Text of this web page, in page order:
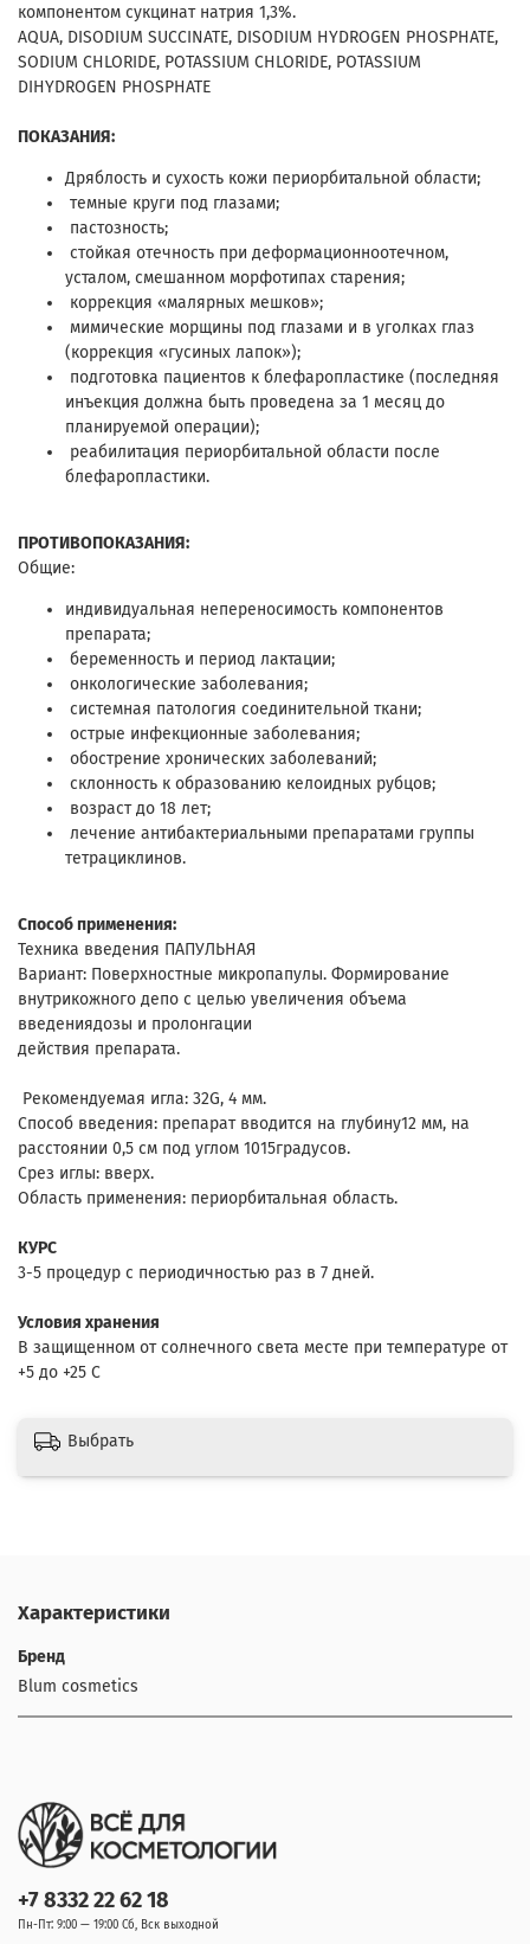
компонентом сукцинат натрия 1,3%.
AQUA, DISODIUM SUCCINATE, DISODIUM HYDROGEN PHOSPHATE,
SODIUM CHLORIDE, POTASSIUM CHLORIDE, POTASSIUM
DIHYDROGEN PHOSPHATE
ПОКАЗАНИЯ:
Дряблость и сухость кожи периорбитальной области;
темные круги под глазами;
пастозность;
стойкая отечность при деформационноотечном,
усталом, смешанном морфотипах старения;
коррекция «малярных мешков»;
мимические морщины под глазами и в уголках глаз
(коррекция «гусиных лапок»);
подготовка пациентов к блефаропластике (последняя
инъекция должна быть проведена за 1 месяц до
планируемой операции);
реабилитация периорбитальной области после
блефаропластики.
ПРОТИВОПОКАЗАНИЯ:
Общие:
индивидуальная непереносимость компонентов
препарата;
беременность и период лактации;
онкологические заболевания;
системная патология соединительной ткани;
острые инфекционные заболевания;
обострение хронических заболеваний;
склонность к образованию келоидных рубцов;
возраст до 18 лет;
лечение антибактериальными препаратами группы
тетрациклинов.
Способ применения:
Техника введения ПАПУЛЬНАЯ
Вариант: Поверхностные микропапулы. Формирование
внутрикожного депо с целью увеличения объема
введениядозы и пролонгации
действия препарата.
Рекомендуемая игла: 32G, 4 мм.
Способ введения: препарат вводится на глубину12 мм, на
расстоянии 0,5 см под углом 1015градусов.
Срез иглы: вверх.
Область применения: периорбитальная область.
КУРС
3-5 процедур с периодичностью раз в 7 дней.
Условия хранения
В защищенном от солнечного света месте при температуре от
+5 до +25 С
Выбрать
Характеристики
Бренд
Blum cosmetics
+7 8332 22 62 18
Пн-Пт: 9:00 — 19:00 Сб, Вск выходной